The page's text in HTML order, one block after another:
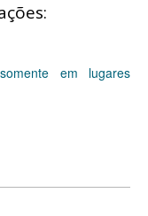
em lugares